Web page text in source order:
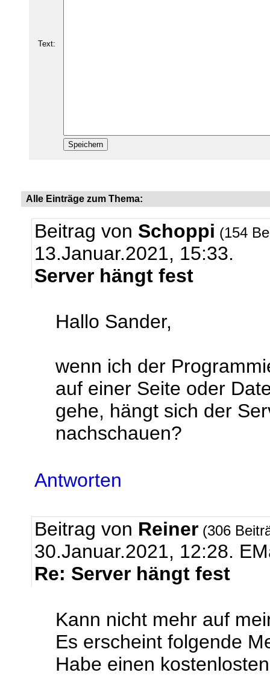
Text:
Alle Einträge zum Thema:
Beitrag von Schoppi (154
13.Januar.2021, 15:33.
Server hängt fest
Hallo Sander,
wenn ich der
auf einer Seite oder
gehe, hängt sich der
nachschauen?
Antworten
Beitrag von Reiner (306
30.Januar.2021, 12:28.
Re: Server hängt fest
Kann nicht mehr auf
Es erscheint folgende
Habe einen